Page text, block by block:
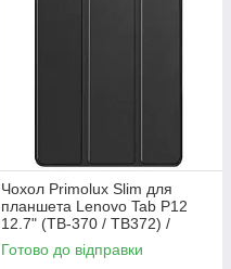
Чохол Primolux Slim для
планшета Lenovo Tab P12
12.7" (TB-370 / TB372) /
Xiaoxin Pad Pro 12.7" (TB371)
- Black
Готово до відправки